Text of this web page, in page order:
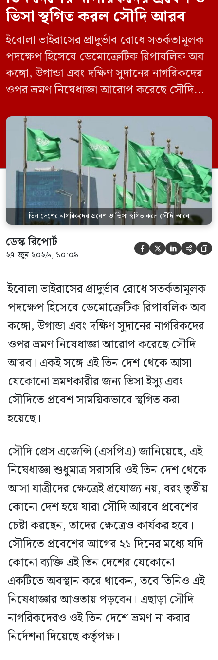
ভিসা স্থগিত করল সৌদি আরব
ইবোলা ভাইরাসের প্রাদুর্ভাব রোধে সতর্কতামূলক
পদক্ষেপ হিসেবে ডেমোক্রেটিক রিপাবলিক অব
কঙ্গো, উগান্ডা এবং দক্ষিণ সুদানের নাগরিকদের
ওপর ভ্রমণ নিষেধাজ্ঞা আরোপ করেছে সৌদি
যেকোনো ভ্রমণকারীর জন্য ভিসা ইস্যু এবং
সৌদিতে প্রবেশ সাময়িকভাবে স্থগিত করা
হয়েছে। সৌদি প্রেস এজেন্সি (এসপিএ)
জানিয়েছে, এই নিষেধাজ্ঞা শুধুমাত্র সরাসরি ওই
তিন দেশ থেকে […]
তিন দেশের নাগরিকদের প্রবেশ ও ভিসা স্থগিত করল সৌদি আরব
ডেস্ক রিপোর্ট
২৭ জুন ২০২৬, ১০:০৯     
ইবোলা ভাইরাসের প্রাদুর্ভাব রোধে সতর্কতামূলক
পদক্ষেপ হিসেবে ডেমোক্রেটিক রিপাবলিক অব
কঙ্গো, উগান্ডা এবং দক্ষিণ সুদানের নাগরিকদের
ওপর ভ্রমণ নিষেধাজ্ঞা আরোপ করেছে সৌদি
আরব। একই সঙ্গে এই তিন দেশ থেকে আসা
যেকোনো ভ্রমণকারীর জন্য ভিসা ইস্যু এবং
সৌদিতে প্রবেশ সাময়িকভাবে স্থগিত করা
হয়েছে।
সৌদি প্রেস এজেন্সি (এসপিএ) জানিয়েছে, এই
নিষেধাজ্ঞা শুধুমাত্র সরাসরি ওই তিন দেশ থেকে
আসা যাত্রীদের ক্ষেত্রেই প্রযোজ্য নয়, বরং তৃতীয়
কোনো দেশ হয়ে যারা সৌদি আরবে প্রবেশের
চেষ্টা করছেন, তাদের ক্ষেত্রেও কার্যকর হবে।
সৌদিতে প্রবেশের আগের ২১ দিনের মধ্যে যদি
কোনো ব্যক্তি এই তিন দেশের যেকোনো
একটিতে অবস্থান করে থাকেন, তবে তিনিও এই
নিষেধাজ্ঞার আওতায় পড়বেন। এছাড়া সৌদি
নাগরিকদেরও ওই তিন দেশে ভ্রমণ না করার
নির্দেশনা দিয়েছে কর্তৃপক্ষ।